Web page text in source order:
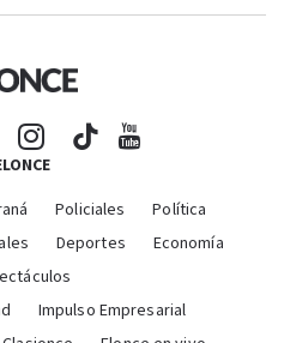
Policiales
Política
Deportes
Economía
Impulso Empresarial